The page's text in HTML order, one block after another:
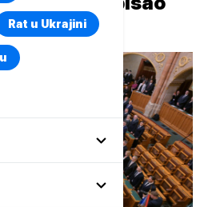
Rat u Ukrajini